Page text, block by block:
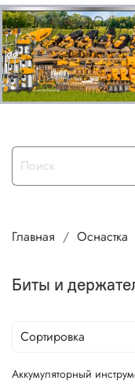
Главная Оснастка
Биты и
Аккумуляторный